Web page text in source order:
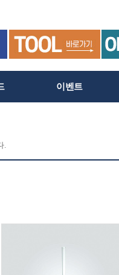
이벤트
.